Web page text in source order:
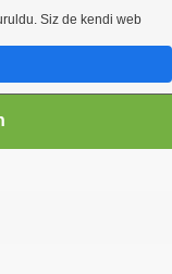
Siz de kendi web